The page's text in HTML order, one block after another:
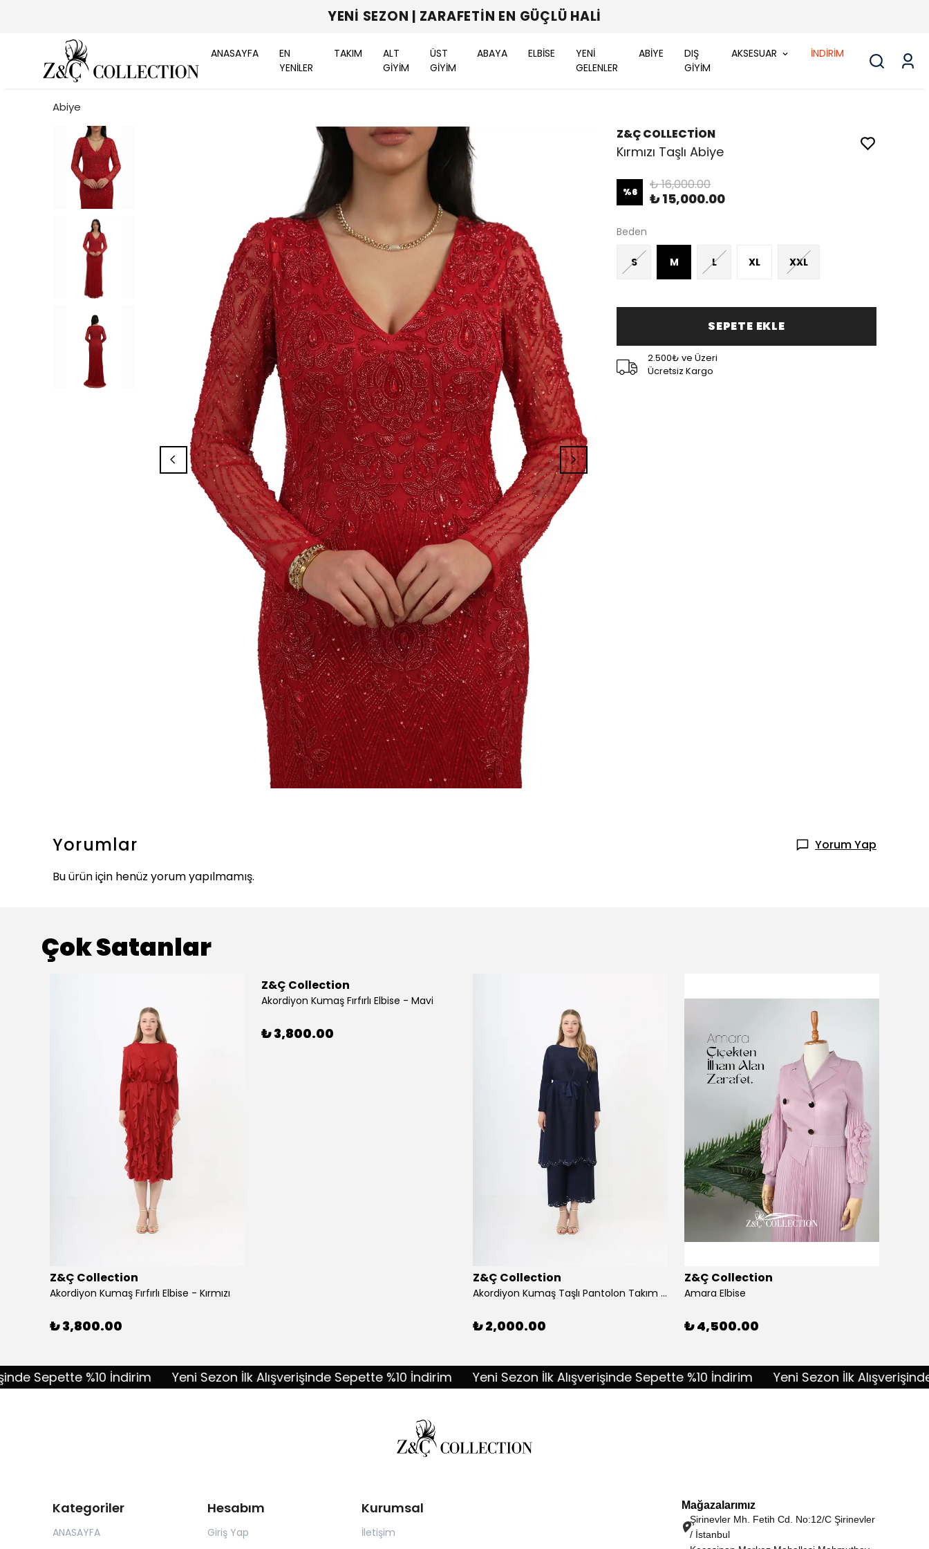
YENI SEZON | ZARAFETIN EN GÜÇLÜ HALI
ANASAYFA
EN
YENİLER
TAKIM
ALT
GİYİM
ÜST
GİYİM
ABAYA ELBİSE
YENİ
GELENLER
ABİYE
DIŞ
GİYİM
AKSESUAR İNDİRİM
Abiye
Z&Ç COLLECTİON
Kırmızı Taşlı Abiye
%6 ₺ 16,000.00
₺ 15,000.00
Beden
S M L XL XXL
SEPETE EKLE
2.500₺ ve Üzeri
Ücretsiz Kargo
Yorumlar
Yorum Yap
Bu ürün için henüz yorum yapılmamış.
Çok Satanlar
Z&Ç Collection
Akordiyon Kumaş Fırfırlı Elbise - Kırmızı
₺ 3,800.00
Z&Ç Collection
Akordiyon Kumaş Fırfırlı Elbise - Mavi
₺ 3,800.00
Z&Ç Collection
Akordiyon Kumaş Taşlı Pantolon Takım - lacivert
₺ 2,000.00
Z&Ç Collection
Amara Elbise
₺ 4,500.00
%10 İndirim Yeni Sezon İlk Alışverişinde Sepette %10 İndirim Yeni Sezon İlk Alışverişinde Sepette %10 İndirim Yeni Sezon İlk Alışverişinde
Kategoriler
ANASAYFA
Hesabım
Giriş Yap
Kurumsal
İletişim
Mağazalarımız
Şirinevler Mh. Fetih Cd. No:12/C Şirinevler
/ İstanbul